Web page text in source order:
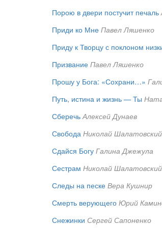
Порою в двери постучит печаль
Приди ко Мне Павел Ляшенко
Приду к Творцу с поклоном
Призвание Павел Ляшенко
Прошу у Бога: «Сохрани…»
Путь, истина и жизнь — Ты
Сберечь Алексей Дунаев
Свобода Николай Шалатовский
Сдайся Богу Галина Джежула
Сестрам Николай Шалатовский
Следы на песке Вера Кушнир
Смерть верующего Юрий
Снежинки Сергей Сапоненко